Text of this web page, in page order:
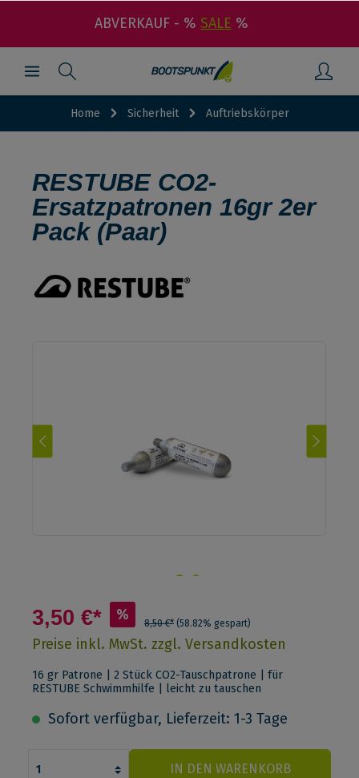
ABVERKAUF - % SALE %
Home Sicherheit Auftriebskörper
RESTUBE CO2-
Ersatzpatronen 16gr 2er
Pack (Paar)
3,50 €* % 8,50 €* (58.82% gespart)
Preise inkl. MwSt. zzgl. Versandkosten
16 gr Patrone | 2 Stück CO2-Tauschpatrone | für
RESTUBE Schwimmhilfe | leicht zu tauschen
Sofort verfügbar, Lieferzeit: 1-3 Tage
IN DEN WARENKORB